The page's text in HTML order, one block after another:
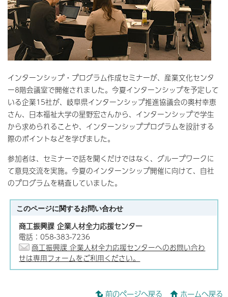
インターンシップ・プログラム作成セミナーが、産業文化センタ
ー8階会議室で開催されました。今夏インターンシップを予定して
いる企業15社が、岐阜県インターンシップ推進協議会の奥村幸恵
さん、日本福祉大学の星野宏さんから、インターンシップで学生
から求められることや、インターンシッププログラムを設計する
際のポイントなどを学びました。
参加者は、セミナーで話を聞くだけではなく、グループワークに
て意見交流を実施。今夏のインターンシップ開催に向けて、自社
のプログラムを精査していました。
このページに関するお問い合わせ
商工振興課 企業人材全力応援センター
電話：058-383-7236
商工振興課 企業人材全力応援センターへのお問い合わ
せは専用フォームをご利用ください。
前のページへ戻る ホームへ戻る